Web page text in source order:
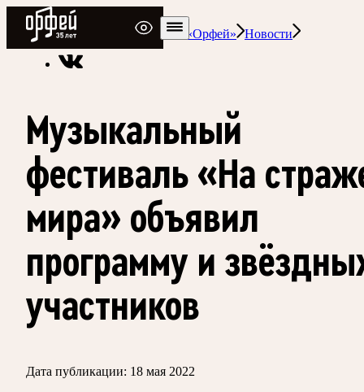
Радио Орфей
Радио классической музыки «Орфей»
Новости
Музыкальный
фестиваль «На
мира» объявил
программу и
участников
Дата публикации: 18 мая 2022